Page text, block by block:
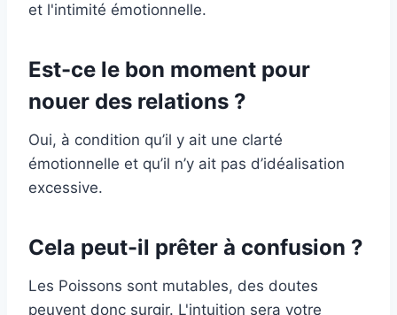
et l'intimité émotionnelle.
Est-ce le bon moment pour
nouer des relations ?
Oui, à condition qu’il y ait une clarté
émotionnelle et qu’il n’y ait pas d’idéalisation
excessive.
Cela peut-il prêter à confusion ?
Les Poissons sont mutables, des doutes
peuvent donc surgir. L'intuition sera votre